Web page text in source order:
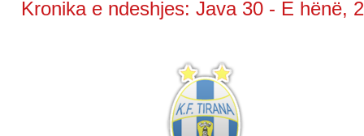
Kronika e ndeshjes: Java 30 - E hënë,